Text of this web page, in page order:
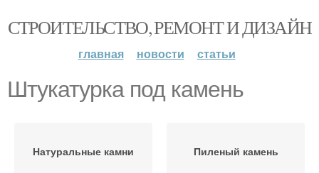
СТРОИТЕЛЬСТВО, РЕМОНТ И ДИЗАЙН
главная новости статьи
Штукатурка под камень
Натуральные камни Пиленый камень